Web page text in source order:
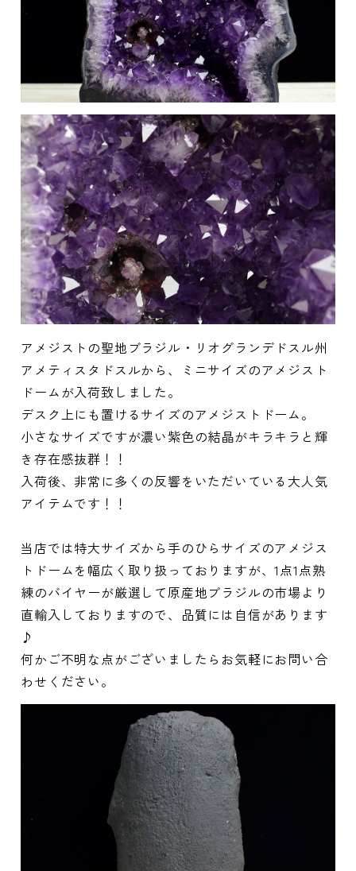
アメジストの聖地ブラジル・リオグランデドスル州
アメティスタドスルから、ミニサイズのアメジスト
ドームが入荷致しました。
デスク上にも置けるサイズのアメジストドーム。
小さなサイズですが濃い紫色の結晶がキラキラと輝
き存在感抜群！！
入荷後、非常に多くの反響をいただいている大人気
アイテムです！！
当店では特大サイズから手のひらサイズのアメジス
トドームを幅広く取り扱っておりますが、1点1点熟
練のバイヤーが厳選して原産地ブラジルの市場より
直輸入しておりますので、品質には自信があります
♪
何かご不明な点がございましたらお気軽にお問い合
わせください。